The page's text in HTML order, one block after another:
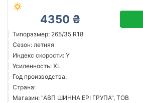
4350 ₴
Типоразмер: 265/35 R18
Сезон: летняя
Индекс скорости: Y
Усиленность: XL
Год производства:
Страна:
Магазин: "АВП ШИННА ЕРІ ГРУПА", ТОВ